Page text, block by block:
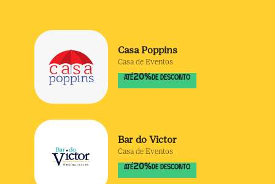
Casa Poppins
Casa de Eventos
ATÉ20% DE DESCONTO
Bar do Victor
Casa de Eventos
ATÉ20% DE DESCONTO